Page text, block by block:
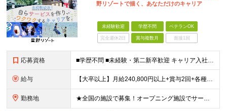
野リゾートで描く、あなただけのキャリア
未経験歓迎 学歴不問 ベテランOK
完全週休2日 賞与複数月 面接1回
応募資格 ■学歴不問 ■未経験・第二新卒歓迎 キャリア入社のメンバーは元美容師、営業、教員などさまざま！ これまでの経験やあなたらしい視点を活かして よりよいサービスを生み出していきましょう！
給与 【大卒以上】月給240,800円以上+賞与2回+各種手当 【短大・専門学校卒】月給204,400円以上+賞与2回+各種手当 【上記以外】月給187,000円以上+賞与2回+各種手当 ※経験、資格、能
勤務地 ★全国の施設で募集！オープニング施設でサービスを作っていきたい方は大歓迎！ ★希望しない転勤は原則なし 【積極採用エリア】 ■界 蔵王（26年10月開業予定） ※開業前に入社された場合、全国の星野リ